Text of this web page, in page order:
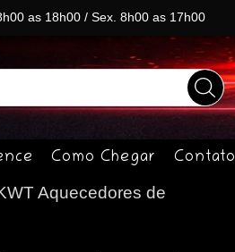
as 18h00 / Sex. 8h00 as 17h00
Como Chegar Contato
Aquecedores de